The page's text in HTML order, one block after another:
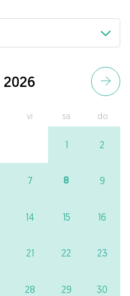
vi sa do
1 2
7 8 9
14 15 16
21 22 23
28 29 30